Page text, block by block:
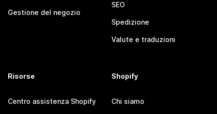
Gestione del negozio
SEO
Spedizione
Valute e traduzioni
Risorse
Centro assistenza Shopify
Shopify
Chi siamo